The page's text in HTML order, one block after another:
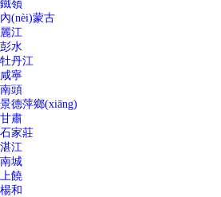
鐵嶺
內(nèi)蒙古
麗江
彭水
牡丹江
咸寧
南頭
景德萍鄉(xiāng)
甘肅
石家莊
湛江
南城
上饒
楊和